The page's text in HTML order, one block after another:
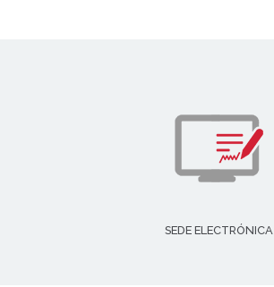
SEDE ELECTRÓNICA